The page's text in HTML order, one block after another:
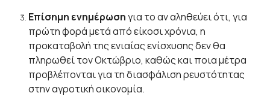
Επίσημη ενημέρωσηγια το αν αληθεύει ότι, για
πρώτη φορά μετά από είκοσι χρόνια, η
προκαταβολή της ενιαίας ενίσχυσης δεν θα
πληρωθεί τον Οκτώβριο, καθώς και ποια μέτρα
προβλέπονται για τη διασφάλιση ρευστότητας
στην αγροτική οικονομία.